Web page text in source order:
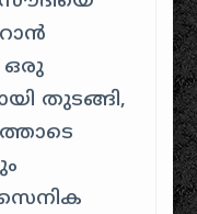
ഒരു
തുടങ്ങി,